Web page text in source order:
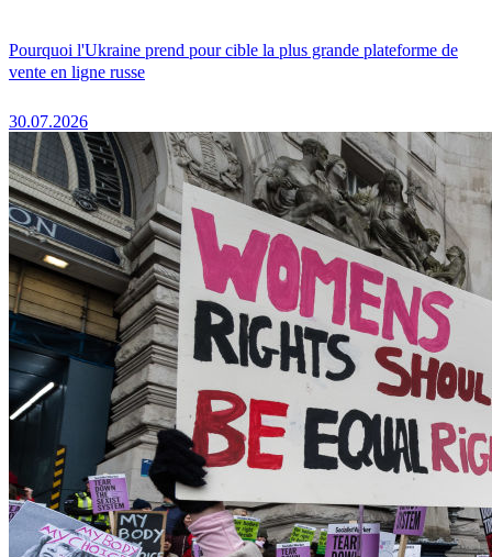
Pourquoi l'Ukraine prend pour cible la plus grande plateforme de
vente en ligne russe
30.07.2026